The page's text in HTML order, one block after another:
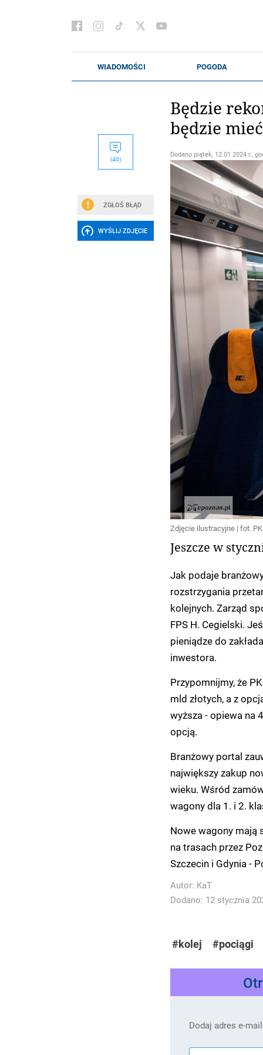
(40)
ZGŁOŚ BŁĄD
WYŚLIJ ZDJĘCIE
Będzie
będzie
Dodano piątek, 12.01.2024 r.,
Zdjęcie ilustracyjne | fot.
Jeszcze w
Jak podaje
rozstrzygania
kolejnych. Zarząd
FPS H. Cegielski.
pieniądze do
inwestora.
Przypomnijmy, że
mld złotych, a z
wyższa - opiewa na
opcją.
Branżowy portal
największy zakup
wieku. Wśród
wagony dla 1. i 2.
Nowe wagony mają
na trasach przez
Szczecin i Gdynia -
Autor: KaT
Dodano: 12 stycznia
#kolej #pociągi
Dodaj adres e-